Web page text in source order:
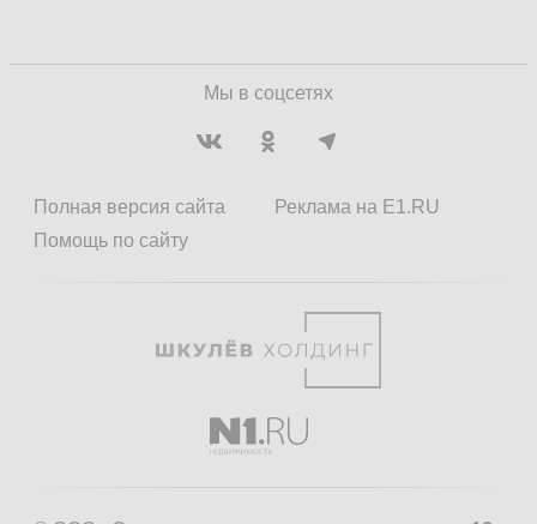
Мы в соцсетях
Полная версия сайта
Помощь по сайту
Реклама на E1.RU